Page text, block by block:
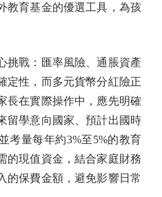
教育基金的優選工具，為孩
戰：匯率風險、通脹資產
定性，而多元貨幣分紅險正
長在實際操作中，應先明確
留學意向國家、預計出國時
考量每年約3%至5%的教育
的現值資金，結合家庭財務
的保費金額，避免影響日常